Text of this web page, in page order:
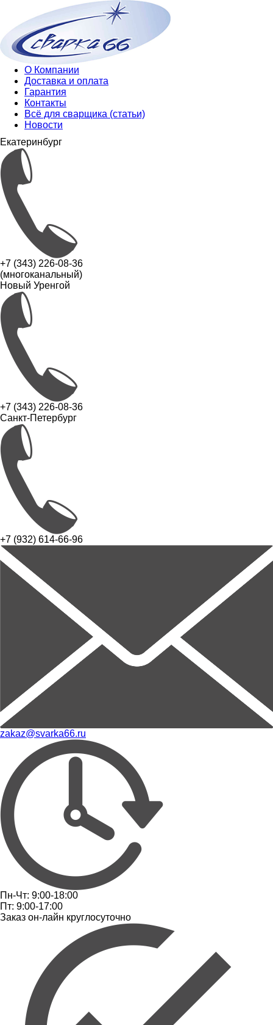
О Компании
Доставка и оплата
Гарантия
Контакты
Всё для сварщика (статьи)
Новости
Екатеринбург
+7 (343) 226-08-36
(многоканальный)
Новый Уренгой
+7 (343) 226-08-36
Санкт-Петербург
+7 (932) 614-66-96
zakaz@svarka66.ru
Пн-Чт: 9:00-18:00
Пт: 9:00-17:00
Заказ он-лайн круглосуточно